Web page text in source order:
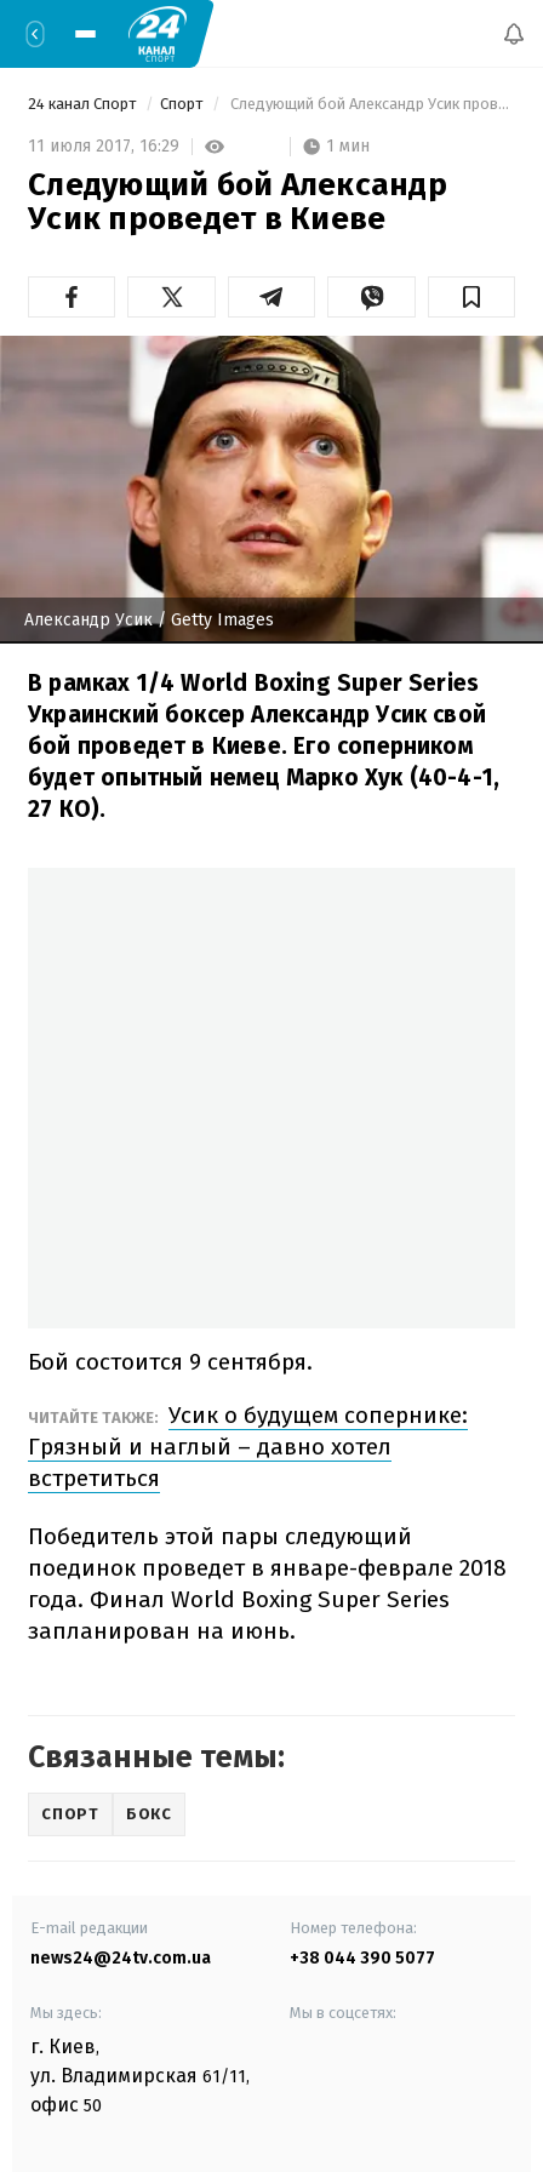
24 канал Спорт Спорт Следующий бой Александр Усик проведет в Киеве
11 июля 2017, 16:29 1 мин
Следующий бой Александр
Усик проведет в Киеве
Александр Усик/ Getty Images
В рамках 1/4 World Boxing Super Series
Украинский боксер Александр Усик свой
бой проведет в Киеве. Его соперником
будет опытный немец Марко Хук (40-4-1,
27 КО).
Бой состоится 9 сентября.
ЧИТАЙТЕ ТАКЖЕ: Усик о будущем сопернике:
Грязный и наглый – давно хотел
встретиться
Победитель этой пары следующий
поединок проведет в январе-феврале 2018
года. Финал World Boxing Super Series
запланирован на июнь.
Связанные темы:
СПОРТ БОКС
E-mail редакции
news24@24tv.com.ua
Номер телефона:
+38 044 390 5077
Мы здесь:
г. Киев,
ул. Владимирская 61/11,
офис 50
Мы в соцсетях: